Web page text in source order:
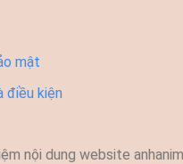
mật
điều kiện
nội dung website